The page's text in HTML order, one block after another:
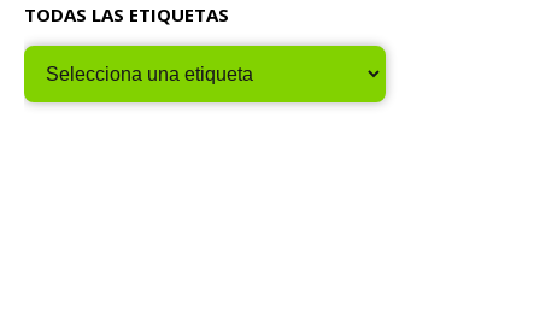
TODAS LAS ETIQUETAS